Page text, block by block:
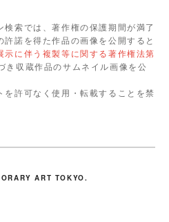
索では、著作権の保護期間が満了
諾を得た作品の画像を公開すると
示に伴う複製等に関する著作権法第
き収蔵作品のサムネイル画像を公
を許可なく使用・転載することを禁
ART TOKYO.